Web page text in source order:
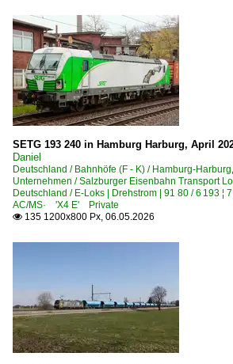
SETG 193 240 in Hamburg Harburg, April
Daniel
Deutschland / Bahnhöfe (F - K) / Hamburg-Harburg,
Unternehmen / Salzburger Eisenbahn Transport
Deutschland / E-Loks | Drehstrom | 91 80 / 6 193
AC/MS· 'X4 E' Private
 135 1200x800 Px, 06.05.2026